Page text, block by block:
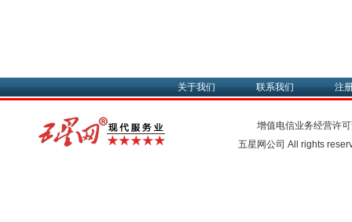
关于我们 联系我们 注
增值电信业务经营许
五星网公司 All rights